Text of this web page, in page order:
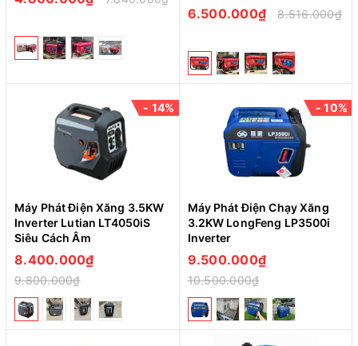
6.500.000₫ 8.516.000₫
- 14%
Máy Phát Điện Xăng 3.5KW
Inverter Lutian LT4050iS
Siêu Cách Âm
8.400.000₫
9.800.000₫
- 10%
Máy Phát Điện Chạy Xăng
3.2KW LongFeng LP3500i
Inverter
9.500.000₫
10.500.000₫